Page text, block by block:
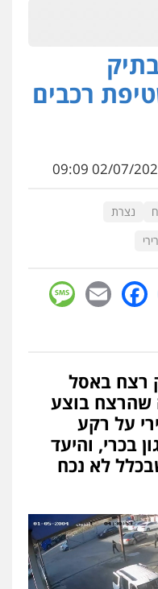
זכויות אדם
מעצרים וחקירות
ליווי וייצוג בחקירות
הפלילית
רכבים
נצרת
Twitter
Facebook
Email
רצח באסל
שהרצח בוצע
על רקע
בכרי, והיעד
לא נכח